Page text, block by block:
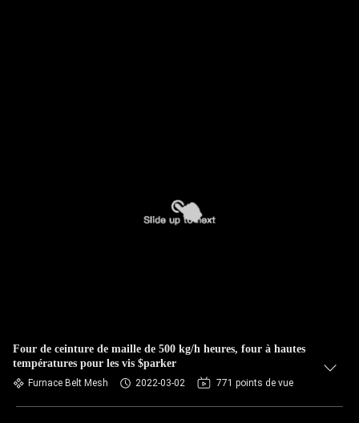
Four de ceinture de maille de 500 kg/h heures, four à hautes
températures pour les vis $parker
Furnace Belt Mesh 2022-03-02 771 points de vue